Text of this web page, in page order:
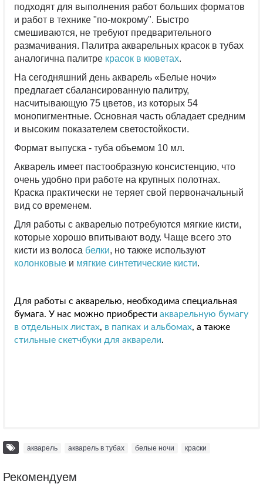
подходят для выполнения работ больших форматов
и работ в технике "по-мокрому". Быстро
смешиваются, не требуют предварительного
размачивания. Палитра акварельных красок в тубах
аналогична палитре красок в кюветах.
На сегодняшний день акварель «Белые ночи»
предлагает сбалансированную палитру,
насчитывающую 75 цветов, из которых 54
монопигментные. Основная часть обладает средним
и высоким показателем светостойкости.
Формат выпуска - туба объемом 10 мл.
Акварель имеет пастообразную консистенцию, что
очень удобно при работе на крупных полотнах.
Краска практически не теряет свой первоначальный
вид со временем.
Для работы с акварелью потребуются мягкие кисти,
которые хорошо впитывают воду. Чаще всего это
кисти из волоса белки, но также используют
колонковые и мягкие синтетические кисти.
Для работы с акварелью, необходима специальная
бумага. У нас можно приобрести акварельную бумагу
в отдельных листах, в папках и альбомах, а также
стильные скетчбуки для акварели.
акварель акварель в тубах белые ночи краски
Рекомендуем